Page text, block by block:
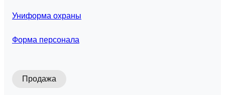
Униформа охраны
Форма персонала
Продажа